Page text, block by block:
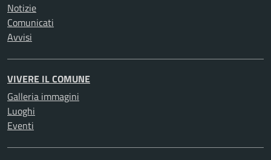
Notizie
Comunicati
Avvisi
VIVERE IL COMUNE
Galleria immagini
Luoghi
Eventi